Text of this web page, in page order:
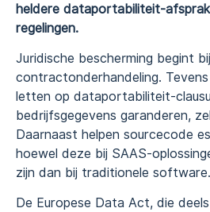
heldere dataportabiliteit-
regelingen.
Juridische bescherming begint bij
contractonderhandeling.
letten op dataportabiliteit-
bedrijfsgegevens garanderen,
Daarnaast helpen sourcecode
hoewel deze bij SAAS-
zijn dan bij traditionele software.
De Europese Data Act, die